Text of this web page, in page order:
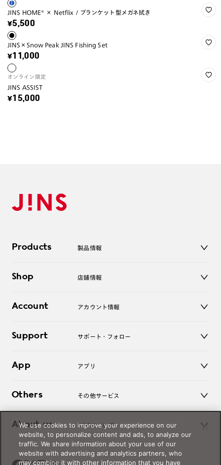
JINS HOME® × Netflix / ブランケット型メガネ拭き
¥5,500
JINS×Snow Peak JINS Fishing Set
¥11,000
オンライン限定
JINS ASSIST
¥15,000
Products 製品情報
サングラス
コンタクトレンズ
アクセサリー
Shop 店舗情報
オンラインショップ
Account アカウント情報
ログアウト
Support サポート・フォロー
よくあるご質問
お問い合わせ
App アプリ
Others その他サービス
レンズ交換
オンラインギフト
価格案内
About us JINSについて
Magnify Life
会社概要
We use cookies to improve your experience on our
website, to personalize content and ads, to analyze our
traffic. We share information about your use of our
website with advertising and analytics partners, who
may combine it with other information that you have